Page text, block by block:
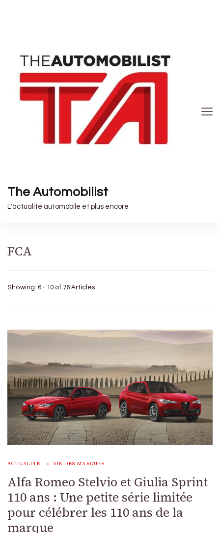
The Automobilist
L'actualité automobile et plus encore
FCA
Showing: 6 - 10 of 76 Articles
ACTUALITÉ VIE DES MARQUES
Alfa Romeo Stelvio et Giulia Sprint
110 ans : Une petite série limitée
pour célébrer les 110 ans de la
marque